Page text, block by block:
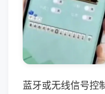
蓝牙或无线信号控